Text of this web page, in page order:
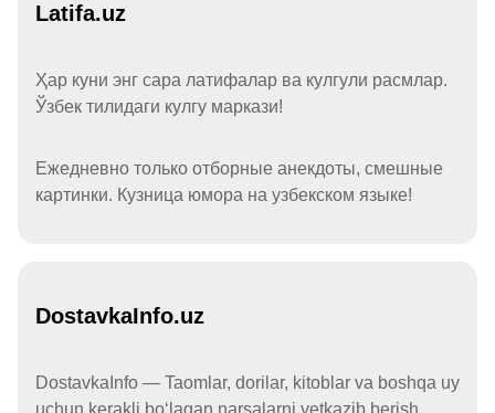
Latifa.uz
Ҳар куни энг сара латифалар ва кулгули расмлар.
Ўзбек тилидаги кулгу маркази!
Ежедневно только отборные анекдоты, смешные
картинки. Кузница юмора на узбекском языке!
DostavkaInfo.uz
DostavkaInfo — Taomlar, dorilar, kitoblar va boshqa uy